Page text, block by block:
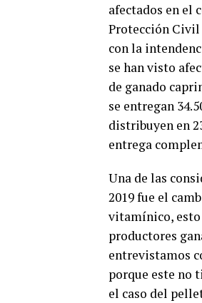
afectados en el
Protección Civil
con la
se han visto
de ganado
se entregan
distribuyen en
entrega
Una de las
2019 fue el
vitamínico,
productores
entrevistamos
porque este no
el caso del